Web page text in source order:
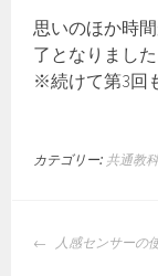
思いのほか時
了となりました
※続けて第3回
カテゴリー: 共通教
投人感センサーの